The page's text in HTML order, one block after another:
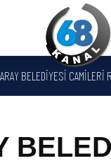
BELEDİYESİ CAMİLERİ